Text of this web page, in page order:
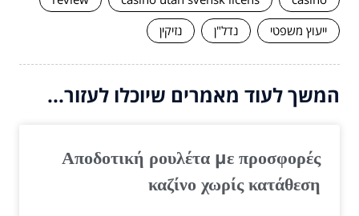
ייעוץ משפטי
נדל"ן נזיקין
המשך לעוד מאמרים שיוכלו לעזור...
Αποδοτική ρουλέτα με προσφορές
καζίνο χωρίς κατάθεση